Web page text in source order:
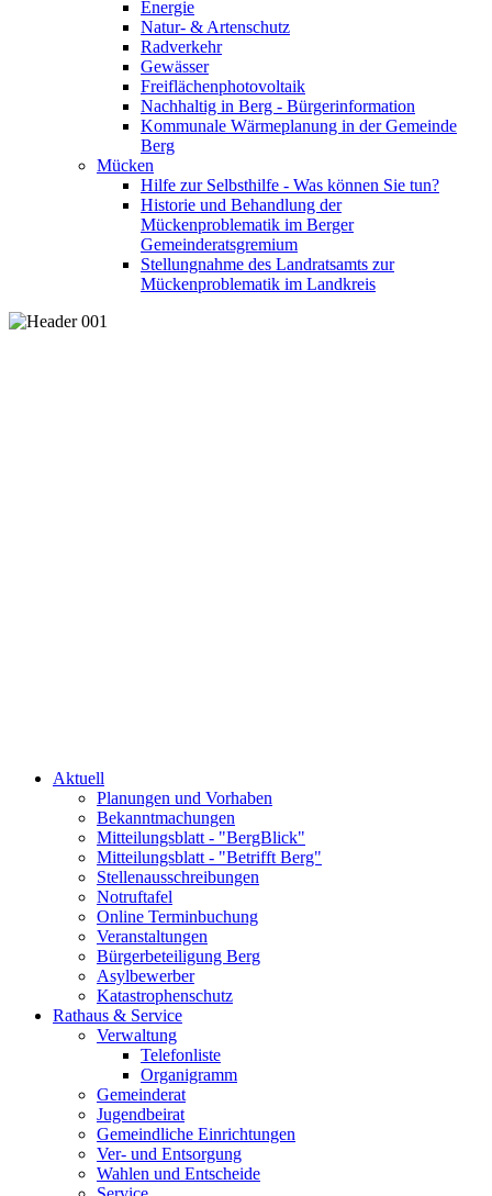
Energie
Natur- & Artenschutz
Radverkehr
Gewässer
Freiflächenphotovoltaik
Nachhaltig in Berg - Bürgerinformation
Kommunale Wärmeplanung in der Gemeinde
Berg
Mücken
Hilfe zur Selbsthilfe - Was können Sie tun?
Historie und Behandlung der
Mückenproblematik im Berger
Gemeinderatsgremium
Stellungnahme des Landratsamts zur
Mückenproblematik im Landkreis
Aktuell
Planungen und Vorhaben
Bekanntmachungen
Mitteilungsblatt - "BergBlick"
Mitteilungsblatt - "Betrifft Berg"
Stellenausschreibungen
Notruftafel
Online Terminbuchung
Veranstaltungen
Bürgerbeteiligung Berg
Asylbewerber
Katastrophenschutz
Rathaus & Service
Verwaltung
Telefonliste
Organigramm
Gemeinderat
Jugendbeirat
Gemeindliche Einrichtungen
Ver- und Entsorgung
Wahlen und Entscheide